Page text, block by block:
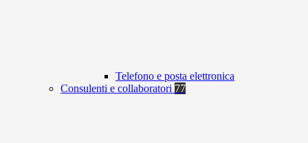
Telefono e posta elettronica
Consulenti e collaboratori 77